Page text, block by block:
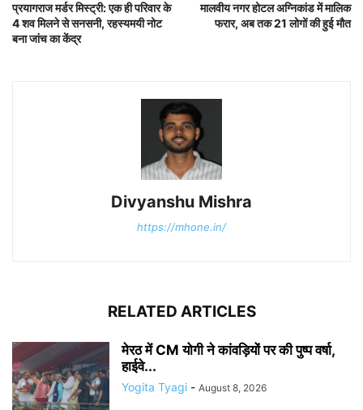
प्रयागराज मर्डर मिस्ट्री: एक ही परिवार के
4 शव मिलने से सनसनी, रहस्यमयी नोट
बना जांच का केंद्र
मालवीय नगर होटल अग्निकांड में मालिक
फरार, अब तक 21 लोगों की हुई मौत
Divyanshu Mishra
https://mhone.in/
RELATED ARTICLES
मेरठ में CM योगी ने कांवड़ियों पर की पुष्प वर्षा,
हाईवे...
Yogita Tyagi - August 8, 2026